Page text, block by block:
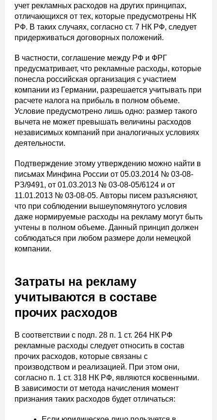
учет рекламных расходов на других принципах,
отличающихся от тех, которые предусмотрены НК
РФ. В таких случаях, согласно ст. 7 НК РФ, следует
придерживаться договорных положений.
В частности, соглашение между РФ и ФРГ
предусматривает, что рекламные расходы, которые
понесла российская организация с участием
компании из Германии, разрешается учитывать при
расчете налога на прибыль в полном объеме.
Условие предусмотрено лишь одно: размер такого
вычета не может превышать величины расходов
независимых компаний при аналогичных условиях
деятельности.
Подтверждение этому утверждению можно найти в
письмах Минфина России от 05.03.2014 № 03-08-
РЗ/9491, от 01.03.2013 № 03-08-05/6124 и от
11.01.2013 № 03-08-05. Авторы писем разъясняют,
что при соблюдении вышеупомянутого условия
даже нормируемые расходы на рекламу могут быть
учтены в полном объеме. Данный принцип должен
соблюдаться при любом размере доли немецкой
компании.
Затраты на рекламу
учитываются в составе
прочих расходов
В соответствии с подп. 28 п. 1 ст. 264 НК РФ
рекламные расходы следует относить в состав
прочих расходов, которые связаны с
производством и реализацией. При этом они,
согласно п. 1 ст. 318 НК РФ, являются косвенными.
В зависимости от метода начисления момент
признания таких расходов будет отличаться: